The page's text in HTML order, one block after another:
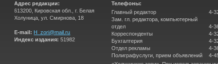
Адрес редакции:
613200, Кировская обл., г. Белая
Холуница, ул. Смирнова, 18
E-mail: H_zori@mail.ru
Индекс издания: 51982
Телефоны:
Главный редактор
Зам. гл. редактора, компьютерный
отдел
Корреспонденты
Бухгалтерия
Отдел рекламы
Полиграфуслуги, прием объявлений
4-
4-
4-
4-
4-
4-